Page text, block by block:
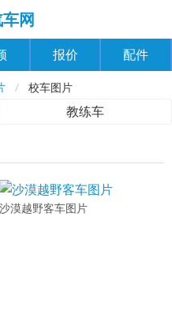
网
报价 配件
校车图片
教练车
沙漠越野客车图片